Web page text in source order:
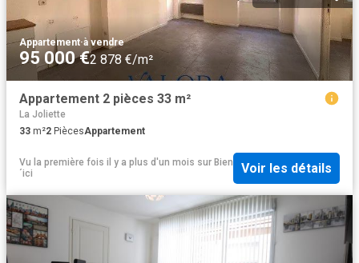
Appartement·à vendre
95 000 €2 878 €/m²
Appartement 2 pièces 33 m²
La Joliette
33 m²2 PiècesAppartement
Vu la première fois il y a plus d'un mois sur Bien
´ici
Voir les détails